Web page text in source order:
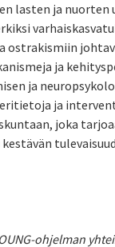
lasten ja nuorten
ostrakismiin
ja
ja
ja
joka
ohjelman